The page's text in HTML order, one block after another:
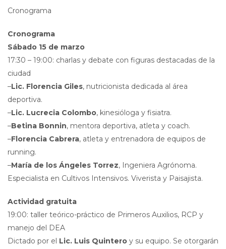
Cronograma
Cronograma
Sábado 15 de marzo
17:30 – 19:00: charlas y debate con figuras destacadas de la
ciudad
–Lic. Florencia Giles, nutricionista dedicada al área
deportiva.
–Lic. Lucrecia Colombo, kinesióloga y fisiatra.
–Betina Bonnin, mentora deportiva, atleta y coach.
–Florencia Cabrera, atleta y entrenadora de equipos de
running.
–María de los Ángeles Torrez, Ingeniera Agrónoma.
Especialista en Cultivos Intensivos. Viverista y Paisajista.
Actividad gratuita
19:00: taller teórico-práctico de Primeros Auxilios, RCP y
manejo del DEA
Dictado por el Lic. Luis Quintero y su equipo. Se otorgarán